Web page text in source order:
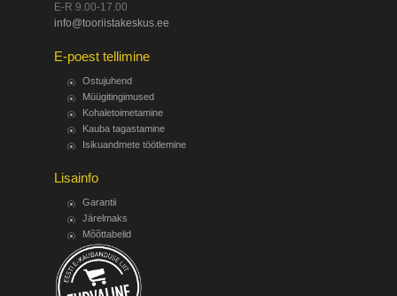
E-R 9.00-17.00
info@tooriistakeskus.ee
E-poest tellimine
Ostujuhend
Müügitingimused
Kohaletoimetamine
Kauba tagastamine
Isikuandmete töötlemine
Lisainfo
Garantii
Järelmaks
Mõõttabelid